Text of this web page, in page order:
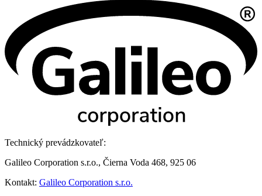
Technický prevádzkovateľ:
Galileo Corporation s.r.o., Čierna Voda 468, 925 06
Kontakt: Galileo Corporation s.r.o.